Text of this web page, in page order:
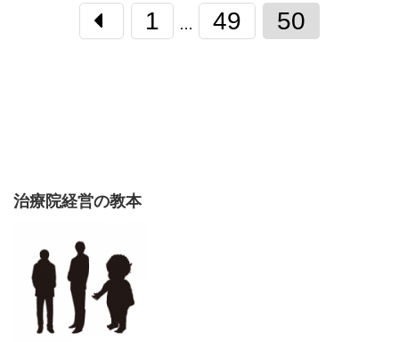
1 … 49 50
治療院経営の教本